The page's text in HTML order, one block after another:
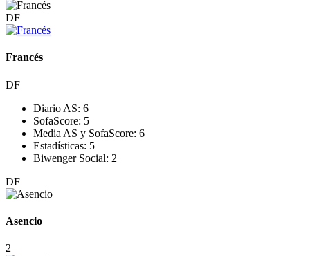
DF
Francés
DF
Diario AS: 6
SofaScore: 5
Media AS y SofaScore: 6
Estadísticas: 5
Biwenger Social: 2
DF
Asencio
2